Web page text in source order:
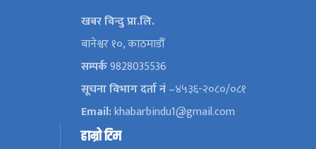
खबर विन्दु प्रा.लि.
बानेश्वर १०, काठमाडौँ
सम्पर्क9828035536
सूचना विभाग दर्ता नं–४५३६-२०८०/०८१
Email:khabarbindu1@gmail.com
हाम्रो टिम